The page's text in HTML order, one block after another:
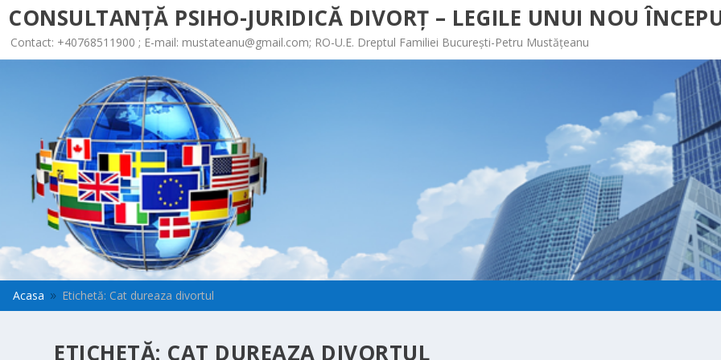
CONSULTANȚĂ PSIHO-JURIDICĂ DIVORȚ – LEGILE UNUI NOU
Contact: +40768511900 ; E-mail: mustateanu@gmail.com; RO-U.E. Dreptul Familiei București-Petru Mustățeanu
Acasa 9 Etichetă: Cat dureaza divortul
ETICHETĂ: CAT DUREAZA DIVORTUL